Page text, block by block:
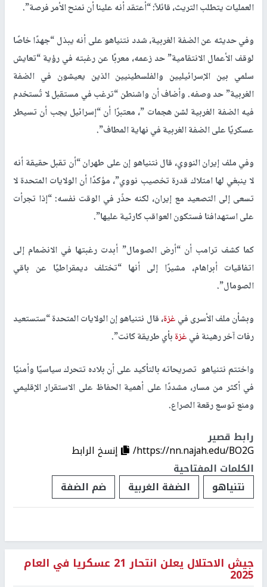
العمليات يتطلب التريث، قائلاً: “أعتقد أنه علينا أن نمنح الأمر فرصة”.
وفي حديثه عن الضفة الغربية، شدد نتنياهو على أنه يبذل “جهدًا خاصًا
لوقف الأعمال الانتقامية” حد زعمه، معربًا عن رغبته في رؤية “تعايش
سلمي بين الإسرائيليين والفلسطينيين الذين يعيشون في الضفة
الغربية” حد وصفه. وأضاف أن واشنطن “ترغب في مستقبل لا تُستخدم
فيه الضفة الغربية لشن هجمات ”، معتبرًا أن “إسرائيل يجب أن تسيطر
عسكريًا على الضفة الغربية في نهاية المطاف”.
وفي ملف إيران النووي، قال نتنياهو إن على طهران “أن تقبل حقيقة أنه
لا ينبغي لها امتلاك قدرة تخصيب نووي”، مؤكدًا أن الولايات المتحدة لا
تسعى إلى التصعيد مع إيران، لكنه حذّر في الوقت نفسه: “إذا تجرأت
على استهدافنا فستكون العواقب كارثية عليها”.
كما كشف ترامب أن “أرض الصومال” أبدت رغبتها في الانضمام إلى
اتفاقيات أبراهام، مشيرًا إلى أنها “تختلف ديمقراطيًا عن باقي
الصومال”.
وبشأن ملف الأسرى فيغزة، قال نتنياهو إن الولايات المتحدة “ستستعيد
رفات آخر رهينة فيغزةبأي طريقة كانت”.
واختتم نتنياهو تصريحاته بالتأكيد على أن بلاده تتحرك سياسيًا وأمنيًا
في أكثر من مسار، مشددًا على أهمية الحفاظ على الاستقرار الإقليمي
ومنع توسع رقعة الصراع.
رابط قصير
https://nn.najah.edu/BO2G/
إنسخ الرابط
الكلمات المفتاحية
نتنياهو
الضفة الغربية ضم الضفة
جيش الاحتلال يعلن انتحار 21 عسكريا في العام
2025